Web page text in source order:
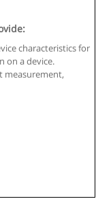
-
characteristics for
on a device.
measurement,